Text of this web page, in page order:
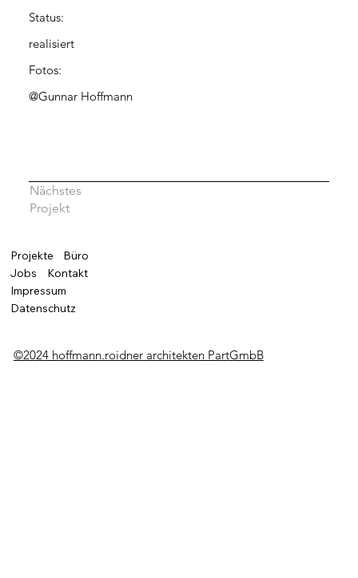
Nächstes
Projekt
Status:
Fotos:
realisiert
@Gunnar Hoffmann
Projekte
Büro
Jobs
Kontakt
Impressum
Datenschutz
©2024 hoffmann.roidner architekten PartGmbB